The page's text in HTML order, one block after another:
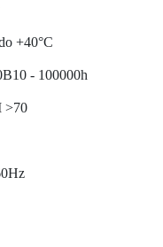
+40°C
- 100000h
>70